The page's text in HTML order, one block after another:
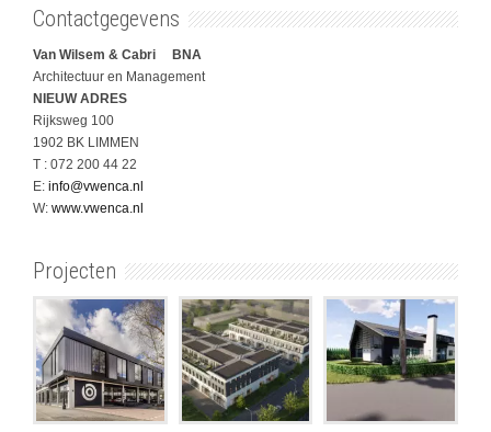
Contactgegevens
Van Wilsem & Cabri BNA
Architectuur en Management
NIEUW ADRES
Rijksweg 100
1902 BK LIMMEN
T : 072 200 44 22
E: info@vwenca.nl
W: www.vwenca.nl
Projecten